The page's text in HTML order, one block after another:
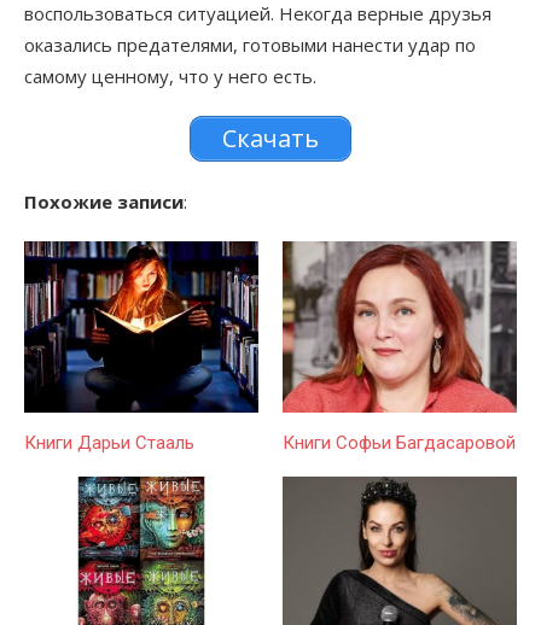
воспользоваться ситуацией. Некогда верные друзья
оказались предателями, готовыми нанести удар по
самому ценному, что у него есть.
Скачать
Похожие записи:
Книги Дарьи Стааль Книги Софьи Багдасаровой